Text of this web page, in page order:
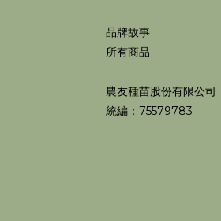
品牌故事
所有商品
農友種苗股份有限公司
統編：75579783